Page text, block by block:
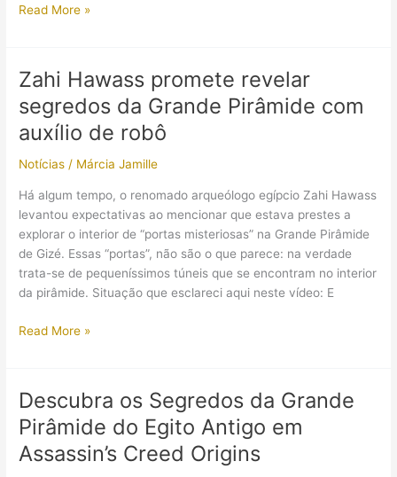
A
Egito
agora
tem
ar
purificado
iluminação
de
LED
Read More »
Zahi Hawass promete revelar
segredos da Grande Pirâmide com
auxílio de robô
Notícias / Márcia Jamille
Há algum tempo, o renomado arqueólogo egípcio Zahi Hawass
levantou expectativas ao mencionar que estava prestes a
explorar o interior de “portas misteriosas” na Grande Pirâmide
de Gizé. Essas “portas”, não são o que parece: na verdade
trata-se de pequeníssimos túneis que se encontram no interior
da pirâmide. Situação que esclareci aqui neste vídeo: E
Zahi
segredos
da
Grande
Pirâmide
Read More »
Descubra os Segredos da Grande
Pirâmide do Egito Antigo em
Assassin’s Creed Origins